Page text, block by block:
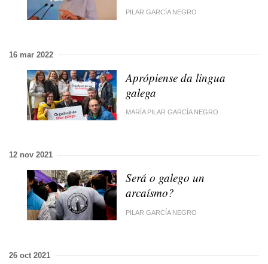
PILAR GARCÍA NEGRO
16 mar 2022
Aprópiense da lingua
galega
MARÍA PILAR GARCÍA NEGRO
12 nov 2021
Será o galego un
arcaísmo?
PILAR GARCÍA NEGRO
26 oct 2021